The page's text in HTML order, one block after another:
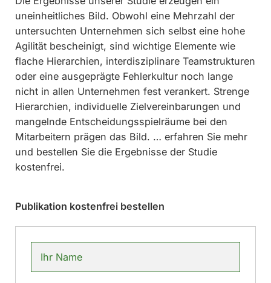
uneinheitliches Bild. Obwohl eine Mehrzahl der
untersuchten Unternehmen sich selbst eine hohe
Agilität bescheinigt, sind wichtige Elemente wie
flache Hierarchien, interdisziplinare Teamstrukturen
oder eine ausgeprägte Fehlerkultur noch lange
nicht in allen Unternehmen fest verankert. Strenge
Hierarchien, individuelle Zielvereinbarungen und
mangelnde Entscheidungsspielräume bei den
Mitarbeitern prägen das Bild. … erfahren Sie mehr
und bestellen Sie die Ergebnisse der Studie
kostenfrei.
Publikation kostenfrei bestellen